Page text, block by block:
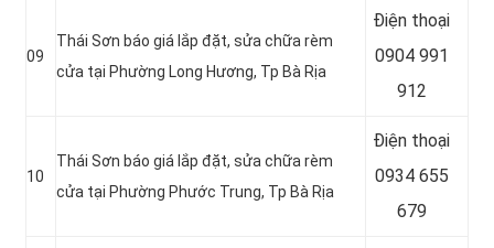
09
Thái Sơn báo giá lắp đặt, sửa chữa rèm
cửa tại Phường Long Hương, Tp Bà Rịa
Điện thoại
0904 991
912
10
Thái Sơn báo giá lắp đặt, sửa chữa rèm
cửa tại Phường Phước Trung, Tp Bà Rịa
Điện thoại
0934 655
679